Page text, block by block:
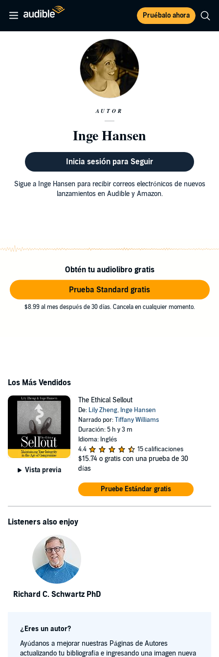
Pruébalo ahora
AUTOR
Inge Hansen
Inicia sesión para Seguir
Sigue a Inge Hansen para recibir correos electrónicos de nuevos
lanzamientos en Audible y Amazon.
Obtén tu audiolibro gratis
Prueba Standard gratis
$8.99 al mes después de 30 días. Cancela en cualquier momento.
Los Más Vendidos
Vista previa
The Ethical Sellout
De: Lily Zheng, Inge Hansen
Narrado por:Tiffany Williams
Duración: 5 h y 3 m
Idioma: Inglés
4.4
15 calificaciones
$15.74 o gratis con una prueba de 30
días
Pruebe Estándar gratis
Listeners also enjoy
Richard C. Schwartz PhD
¿Eres un autor?
Ayúdanos a mejorar nuestras Páginas de Autores
actualizando tu bibliografía e ingresando una imagen nueva